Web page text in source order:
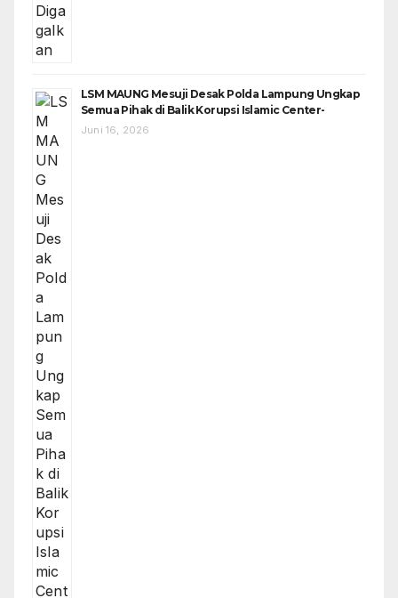
LSM MAUNG Mesuji Desak Polda Lampung Ungkap
Semua Pihak di Balik Korupsi Islamic Center-
Juni 16, 2026